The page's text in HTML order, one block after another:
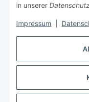
in unserer
Impressum
Sonstiges
* Alle Preise inkl.